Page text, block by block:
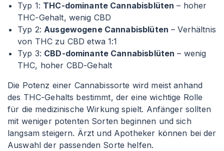
Typ 1: THC-dominante Cannabisblüten – hoher
THC-Gehalt, wenig CBD
Typ 2:Ausgewogene Cannabisblüten – Verhältnis
von THC zu CBD etwa 1:1
Typ 3: CBD-dominante Cannabisblüten – wenig
THC, hoher CBD-Gehalt
Die Potenz einer Cannabissorte wird meist anhand
des THC-Gehalts bestimmt, der eine wichtige Rolle
für die medizinische Wirkung spielt. Anfänger sollten
mit weniger potenten Sorten beginnen und sich
langsam steigern. Ärzt und Apotheker können bei der
Auswahl der passenden Sorte helfen.